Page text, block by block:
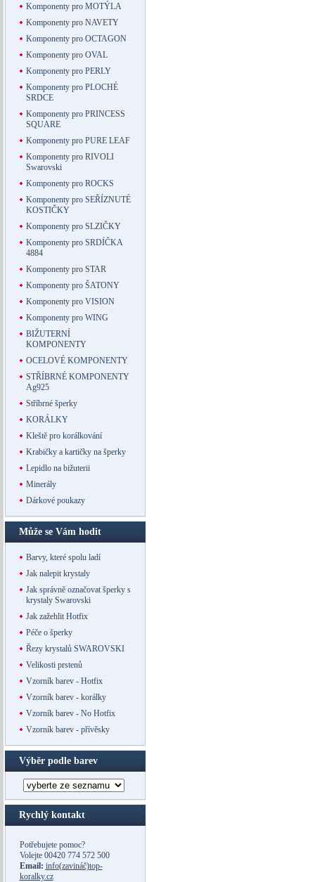
Komponenty pro MOTÝLA
Komponenty pro NAVETY
Komponenty pro OCTAGON
Komponenty pro OVAL
Komponenty pro PERLY
Komponenty pro PLOCHÉ
SRDCE
Komponenty pro PRINCESS
SQUARE
Komponenty pro PURE LEAF
Komponenty pro RIVOLI
Swarovski
Komponenty pro ROCKS
Komponenty pro SEŘÍZNUTÉ
KOSTIČKY
Komponenty pro SLZIČKY
Komponenty pro SRDÍČKA
4884
Komponenty pro STAR
Komponenty pro ŠATONY
Komponenty pro VISION
Komponenty pro WING
BIŽUTERNÍ
KOMPONENTY
OCELOVÉ KOMPONENTY
STŘÍBRNÉ KOMPONENTY
Ag925
Stříbrné šperky
KORÁLKY
Kleště pro korálkování
Krabičky a kartičky na šperky
Lepidlo na bižuterii
Minerály
Dárkové poukazy
Může se Vám hodit
Barvy, které spolu ladí
Jak nalepit krystaly
Jak správně označovat šperky s
krystaly Swarovski
Jak zažehlit Hotfix
Péče o šperky
Řezy krystalů SWAROVSKI
Velikosti prstenů
Vzorník barev - Hotfix
Vzorník barev - korálky
Vzorník barev - No Hotfix
Vzorník barev - přívěsky
Výběr podle barev
Rychlý kontakt
Potřebujete pomoc?
Volejte 00420 774 572 500
Email: info(zavináč)top-
koralky.cz